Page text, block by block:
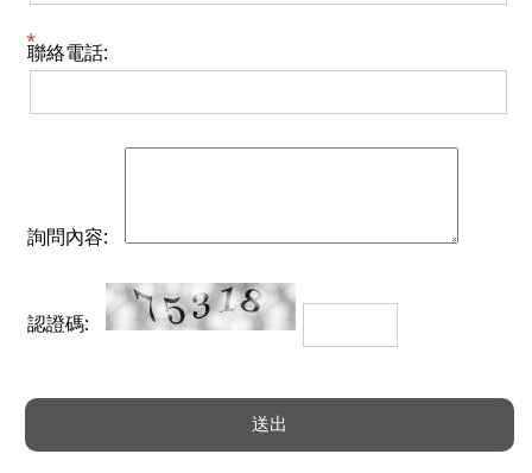
聯絡電話:
詢問內容:
認證碼: